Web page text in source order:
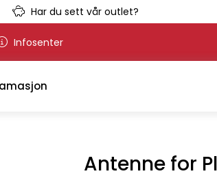
Har du sett vår outlet?
Infosenter
Antenne for